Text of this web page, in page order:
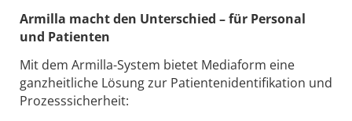
Armilla macht den Unterschied – für Personal
und Patienten
Mit dem Armilla-System bietet Mediaform eine
ganzheitliche Lösung zur Patientenidentifikation und
Prozesssicherheit: